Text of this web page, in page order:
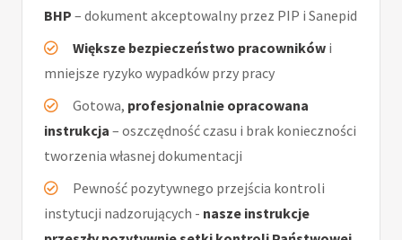
BHP – dokument akceptowalny przez PIP i Sanepid
Większe bezpieczeństwo pracowników i
mniejsze ryzyko wypadków przy pracy
Gotowa, profesjonalnie opracowana
instrukcja – oszczędność czasu i brak konieczności
tworzenia własnej dokumentacji
Pewność pozytywnego przejścia kontroli
instytucji nadzorujących - nasze instrukcje